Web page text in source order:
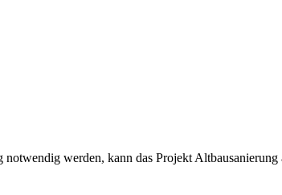
werden, kann das Projekt